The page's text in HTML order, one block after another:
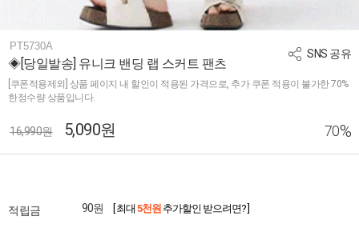
SNS 공유
PT5730A
◈[당일발송] 유니크 밴딩 랩 스커트 팬츠
[쿠폰적용제외] 상품 페이지 내 할인이 적용된 가격으로, 추가 쿠폰 적용이 불가한 70%
한정수량 상품입니다.
16,990원 5,090원 70%
적립금 90원 [ 최대 5천원 추가할인 받으려면? ]